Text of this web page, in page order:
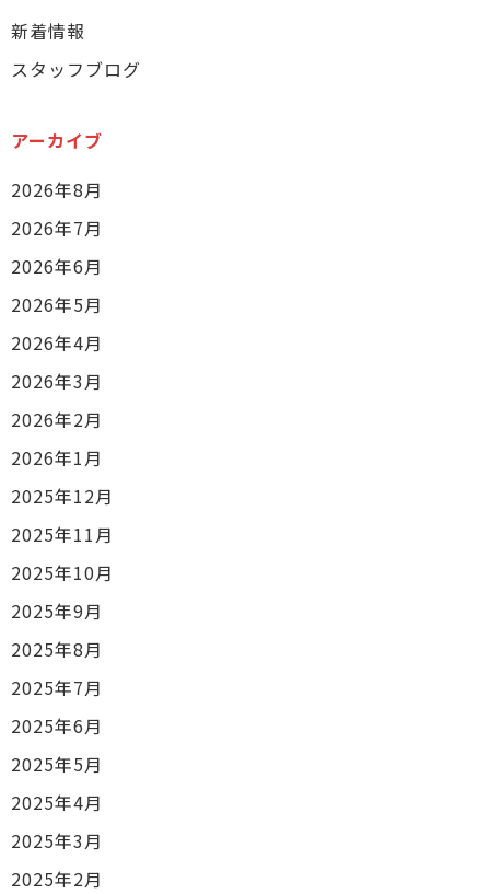
新着情報
スタッフブログ
アーカイブ
2026年8月
2026年7月
2026年6月
2026年5月
2026年4月
2026年3月
2026年2月
2026年1月
2025年12月
2025年11月
2025年10月
2025年9月
2025年8月
2025年7月
2025年6月
2025年5月
2025年4月
2025年3月
2025年2月